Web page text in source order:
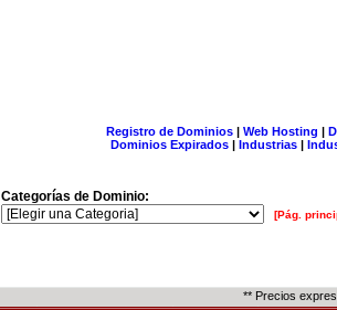
Registro de Dominios| Web Hosting |
Dominios Expirados | Industrias |
Categorías de Dominio:
[Pág.
** Precios